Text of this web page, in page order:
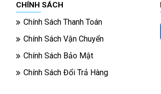
CHÍNH SÁCH
Chính Sách Thanh Toán
Chính Sách Vận Chuyển
Chính Sách Bảo Mật
Chính Sách Đổi Trả Hàng